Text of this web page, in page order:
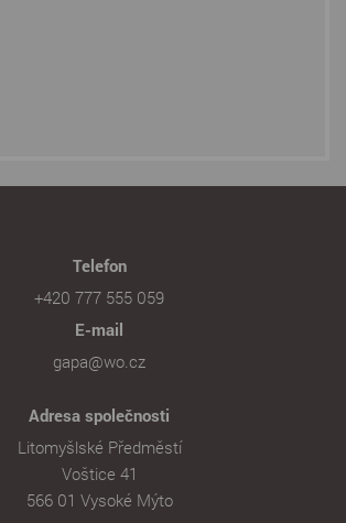
Telefon
+420 777 555 059
E-mail
gapa@wo.cz
Adresa společnosti
Litomyšlské Předměstí
Voštice 41
566 01 Vysoké Mýto